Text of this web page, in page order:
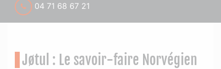
04 71 68 67 21
Jøtul : Le savoir-faire Norvégien